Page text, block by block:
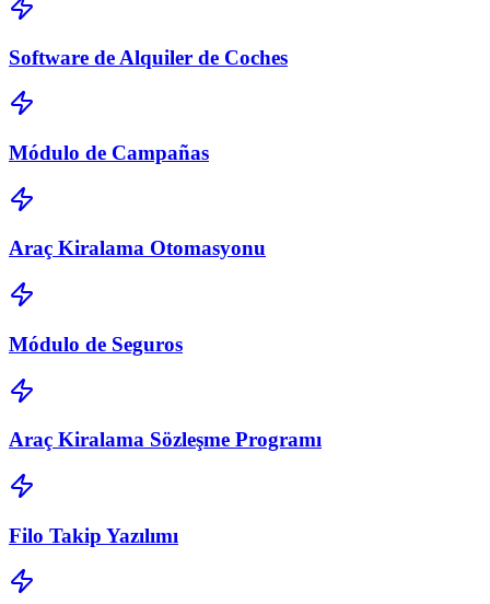
Software de Alquiler de Coches
Módulo de Campañas
Araç Kiralama Otomasyonu
Módulo de Seguros
Araç Kiralama Sözleşme Programı
Filo Takip Yazılımı